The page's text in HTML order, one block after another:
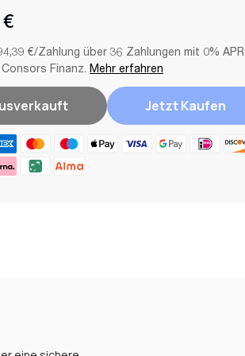
€/Zahlung über 36 Zahlungen mit 0% APR
Finanz. Mehr erfahren
Jetzt Kaufen